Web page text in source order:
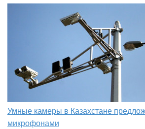
Умные камеры в Казахстане
микрофонами